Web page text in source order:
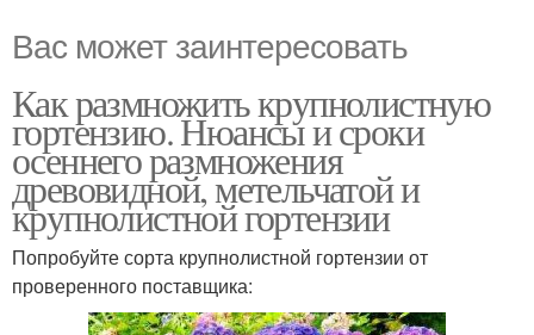
Вас может заинтересовать
Как размножить крупнолистную
гортензию. Нюансы и сроки
осеннего размножения
древовидной, метельчатой и
крупнолистной гортензии
Попробуйте сорта крупнолистной гортензии от
проверенного поставщика: